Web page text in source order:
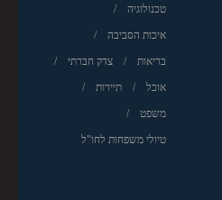
טכנולוגיה
איכות הסביבה
בריאות צדק חברתי
אוכל תיירות
משפט
טיולי משפחות לחו"ל